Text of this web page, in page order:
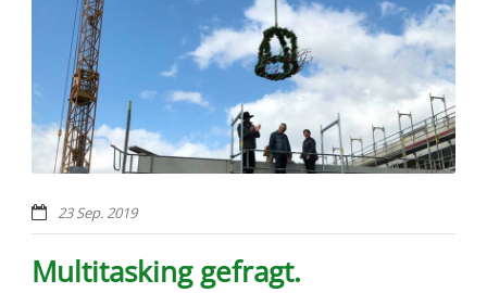
23 Sep. 2019
Multitasking gefragt.